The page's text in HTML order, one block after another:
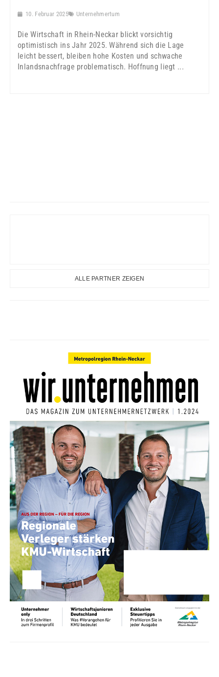
10. Februar 2025 Unternehmertum
Die Wirtschaft in Rhein-Neckar blickt vorsichtig
optimistisch ins Jahr 2025. Während sich die Lage
leicht bessert, bleiben hohe Kosten und schwache
Inlandsnachfrage problematisch. Hoffnung liegt ...
ALLE PARTNER ZEIGEN